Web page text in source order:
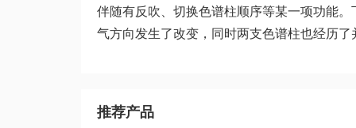
伴随有反吹、切换色谱柱顺序等某一项功能
气方向发生了改变，同时两支色谱柱也经历了
推荐产品